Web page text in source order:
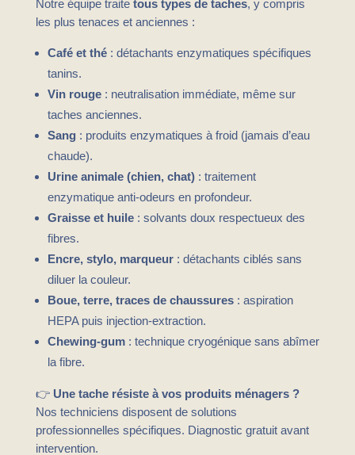
Notre équipe traite tous types de taches, y compris
les plus tenaces et anciennes :
Café et thé: détachants enzymatiques spécifiques
tanins.
Vin rouge: neutralisation immédiate, même sur
taches anciennes.
Sang: produits enzymatiques à froid (jamais d’eau
chaude).
Urine animale (chien, chat): traitement
enzymatique anti-odeurs en profondeur.
Graisse et huile: solvants doux respectueux des
fibres.
Encre, stylo, marqueur: détachants ciblés sans
diluer la couleur.
Boue, terre, traces de chaussures: aspiration
HEPA puis injection-extraction.
Chewing-gum: technique cryogénique sans abîmer
la fibre.
👉 Une tache résiste à vos produits ménagers ?
Nos techniciens disposent de solutions
professionnelles spécifiques. Diagnostic gratuit avant
intervention.